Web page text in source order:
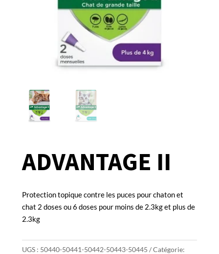
ADVANTAGE II
Protection topique contre les puces pour chaton et
chat 2 doses ou 6 doses pour moins de 2.3kg et plus de
2.3kg
UGS : 50440-50441-50442-50443-50445
Catégorie: